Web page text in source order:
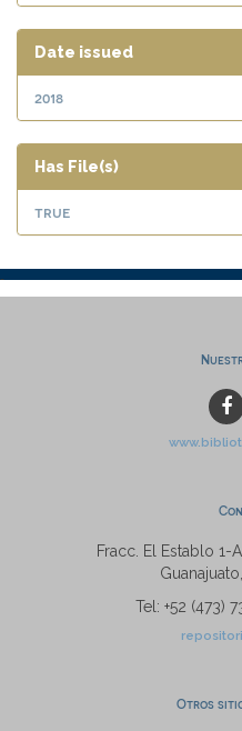
Date issued
2018
Has File(s)
true
Fracc. El Establo 1-
Tel: +52 (473)
Otros